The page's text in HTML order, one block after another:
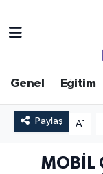
Genel Eğitim
Paylaş A-
MOBİL
Çevre
Eğitim
Ekonomi
Mersin
Mersin
Süper Lig
Tüm